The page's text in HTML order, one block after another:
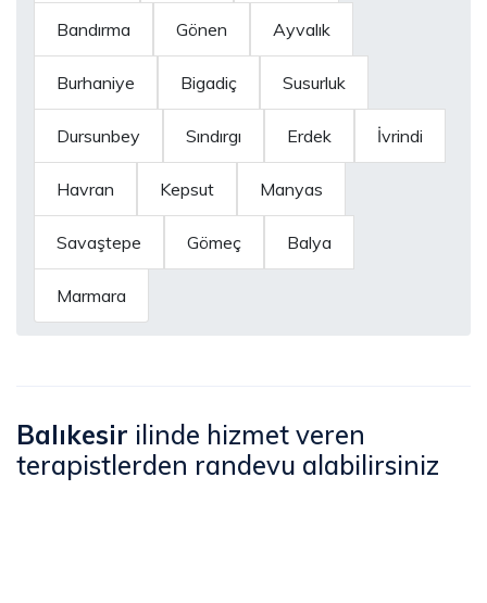
Bandırma Gönen Ayvalık
Burhaniye Bigadiç Susurluk
Dursunbey Sındırgı Erdek İvrindi
Havran Kepsut Manyas
Savaştepe Gömeç Balya
Marmara
Balıkesir ilinde hizmet veren
terapistlerden randevu alabilirsiniz